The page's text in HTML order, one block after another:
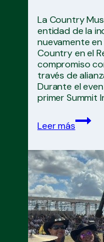
La Country
entidad de la
nuevamente
Country en el
compromiso
través de
Durante el
primer Summit
Leer más
CMA
amplía
con
C2C
en